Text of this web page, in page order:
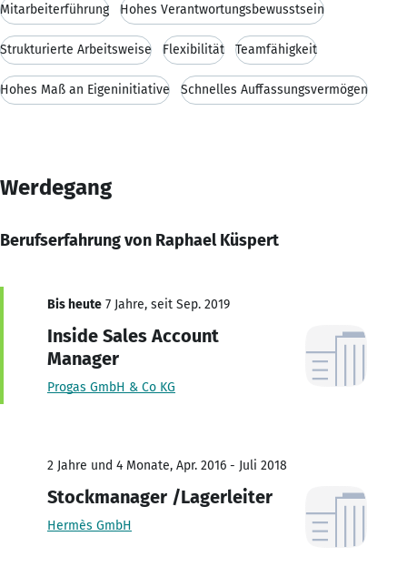
Mitarbeiterführung Hohes Verantwortungsbewusstsein
Strukturierte Arbeitsweise Flexibilität Teamfähigkeit
Hohes Maß an Eigeninitiative Schnelles Auffassungsvermögen
Werdegang
Berufserfahrung von Raphael Küspert
Bis heute 7 Jahre, seit Sep. 2019
Inside Sales Account
Manager
Progas GmbH & Co KG
2 Jahre und 4 Monate, Apr. 2016 - Juli 2018
Stockmanager /Lagerleiter
Hermès GmbH